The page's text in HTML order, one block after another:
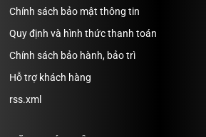
Chính sách bảo mật thông tin
Quy định và hình thức thanh toán
Chính sách bảo hành, bảo trì
Hỗ trợ khách hàng
rss.xml